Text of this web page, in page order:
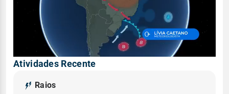
Atividades Recente
Raios